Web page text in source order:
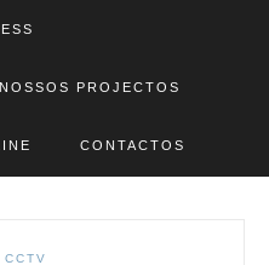
PROJECTOS
CONTACTOS